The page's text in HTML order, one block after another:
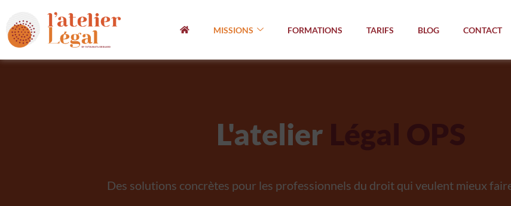
MISSIONS FORMATIONS TARIFS BLOG CONTACT
L'atelier
Des solutions concrètes pour les professionnels du droit qui veulent mieux